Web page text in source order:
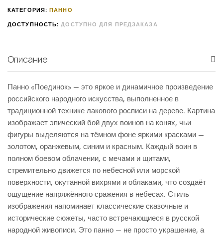
КАТЕГОРИЯ:ПАННО
ДОСТУПНОСТЬ:ДОСТУПНО ДЛЯ ПРЕДЗАКАЗА
Описание
Панно «Поединок» — это яркое и динамичное произведение
российского народного искусства, выполненное в
традиционной технике лакового росписи на дереве. Картина
изображает эпический бой двух воинов на конях, чьи
фигуры выделяются на тёмном фоне яркими красками —
золотом, оранжевым, синим и красным. Каждый воин в
полном боевом облачении, с мечами и щитами,
стремительно движется по небесной или морской
поверхности, окутанной вихрями и облаками, что создаёт
ощущение напряжённого сражения в небесах. Стиль
изображения напоминает классические сказочные и
исторические сюжеты, часто встречающиеся в русской
народной живописи. Это панно — не просто украшение, а